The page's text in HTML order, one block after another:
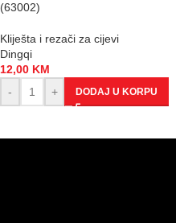
(63002)
Kliješta i rezači za cijevi
Dingqi
12,00 KM
-
+ DODAJ U KORPU